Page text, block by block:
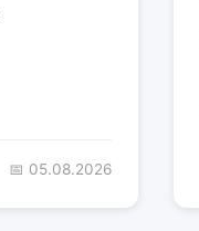
📅 05.08.2026